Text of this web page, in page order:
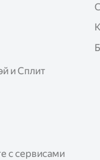
и Сплит
с сервисами